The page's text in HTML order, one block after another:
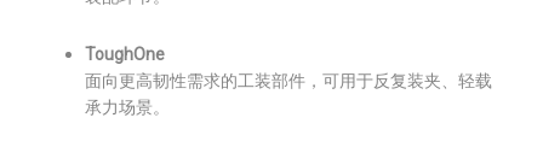
ToughOne
面向更高韧性需求的工装部件，可用于反复装夹、轻载
承力场景。